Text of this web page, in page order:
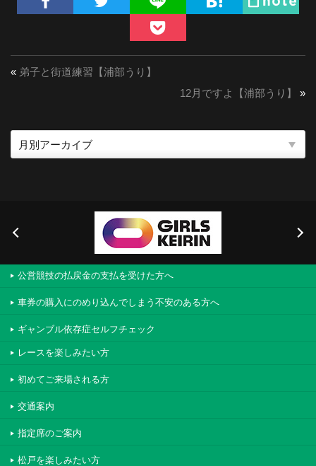
« 弟子と街道練習【浦部うり】
12月ですよ【浦部うり】
»
公営競技の払戻金の支払を受けた方へ
車券の購入にのめり込んでしまう不安のある方へ
ギャンブル依存症セルフチェック
レースを楽しみたい方
初めてご来場される方
交通案内
指定席のご案内
松戸を楽しみたい方